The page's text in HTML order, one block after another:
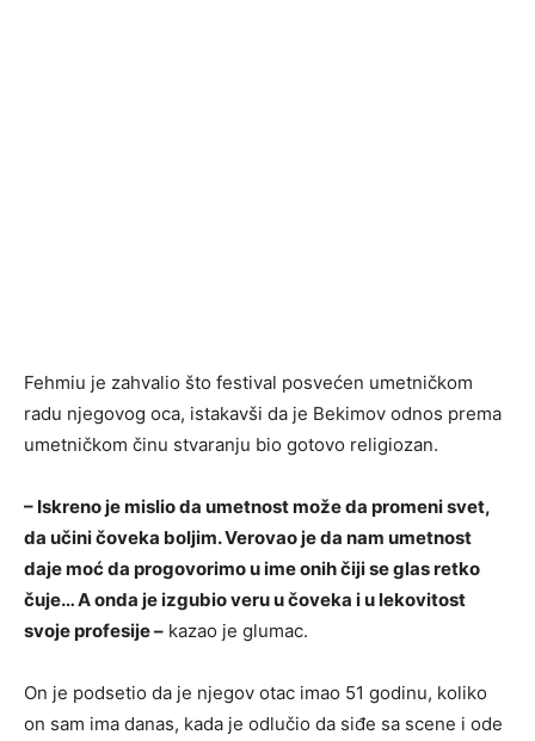
Fehmiu je zahvalio što festival posvećen umetničkom
radu njegovog oca, istakavši da je Bekimov odnos prema
umetničkom činu stvaranju bio gotovo religiozan.
– Iskreno je mislio da umetnost može da promeni svet,
da učini čoveka boljim. Verovao je da nam umetnost
daje moć da progovorimo u ime onih čiji se glas retko
čuje… A onda je izgubio veru u čoveka i u lekovitost
svoje profesije – kazao je glumac.
On je podsetio da je njegov otac imao 51 godinu, koliko
on sam ima danas, kada je odlučio da siđe sa scene i ode